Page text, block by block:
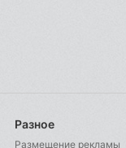
Разное
Размещение рекламы